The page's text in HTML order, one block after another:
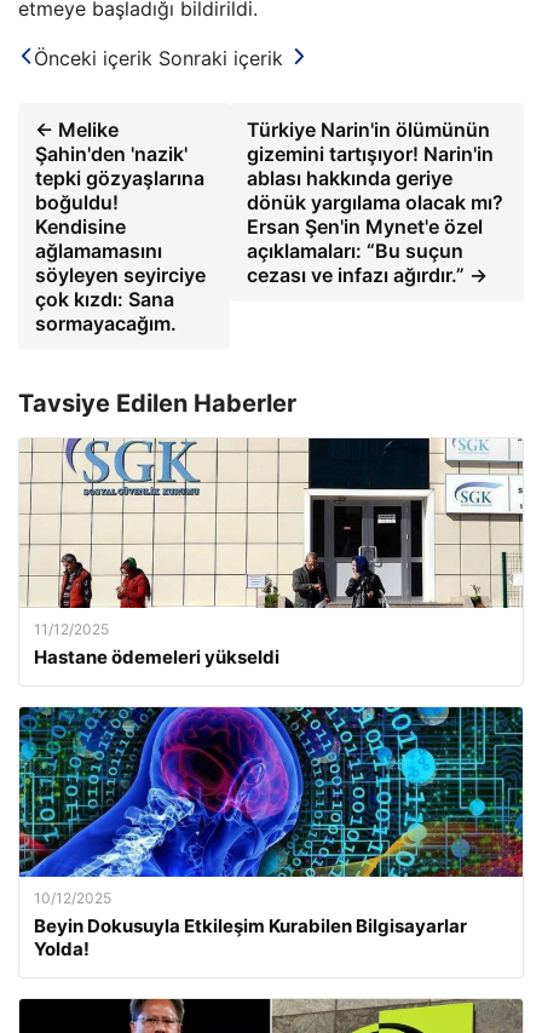
etmeye başladığı bildirildi.
Önceki içerik Sonraki içerik
← Melike
Şahin'den 'nazik'
tepki gözyaşlarına
boğuldu!
Kendisine
ağlamamasını
söyleyen seyirciye
çok kızdı: Sana
sormayacağım.
Türkiye Narin'in ölümünün
gizemini tartışıyor! Narin'in
ablası hakkında geriye
dönük yargılama olacak mı?
Ersan Şen'in Mynet'e özel
açıklamaları: “Bu suçun
cezası ve infazı ağırdır.” →
Tavsiye Edilen Haberler
11/12/2025
Hastane ödemeleri yükseldi
10/12/2025
Beyin Dokusuyla Etkileşim Kurabilen Bilgisayarlar
Yolda!